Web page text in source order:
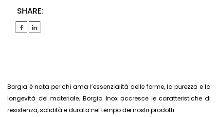
SHARE:
Borgia è nata per chi ama l’essenzialità delle forme, la purezza e la
longevità del materiale, Borgia Inox accresce le caratteristiche di
resistenza, solidità e durata nel tempo dei nostri prodotti.